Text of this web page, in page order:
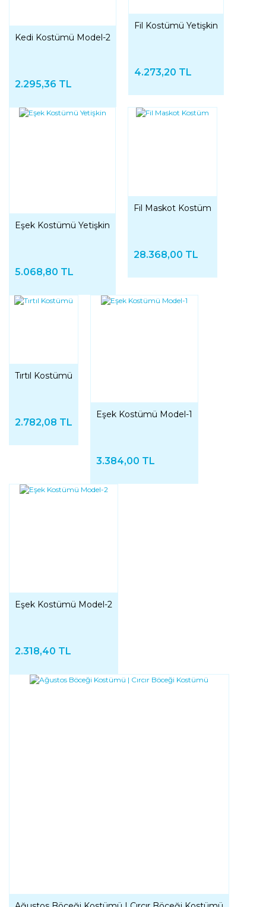
Kedi Kostümü Model-2
2.295,36 TL
Fil Kostümü Yetişkin
4.273,20 TL
Eşek Kostümü Yetişkin
5.068,80 TL
Fil Maskot Kostüm
28.368,00 TL
Tırtıl Kostümü
2.782,08 TL
Eşek Kostümü Model-1
3.384,00 TL
Eşek Kostümü Model-2
2.318,40 TL